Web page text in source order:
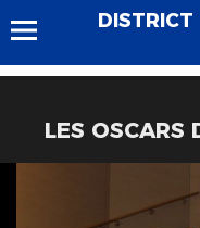
DISTRICT
LES OSCARS